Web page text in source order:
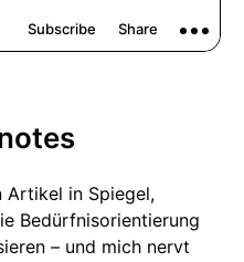
Artikel in Spiegel,
Bedürfnisorientierung
– und mich nervt